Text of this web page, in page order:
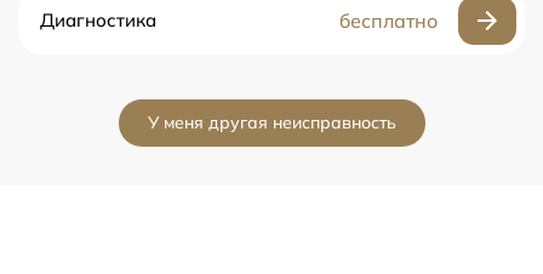
Диагностика бесплатно
У меня другая неисправность